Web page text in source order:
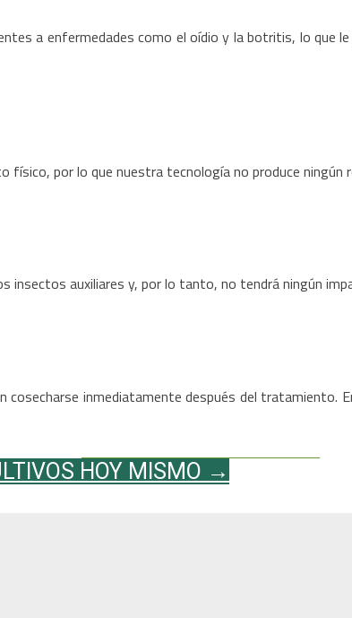
a enfermedades como el oídio y la botritis, lo que
por lo que nuestra tecnología no produce ningún
auxiliares y, por lo tanto, no tendrá ningún
inmediatamente después del tratamiento.
HOY MISMO →